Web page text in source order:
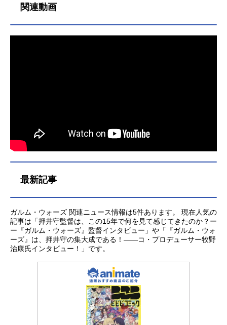
関連動画
最新記事
ガルム・ウォーズ 関連ニュース情報は5件あります。 現在人気の
記事は「押井守監督は、この15年で何を見て感じてきたのか？ー
ー『ガルム・ウォーズ』監督インタビュー」や「『ガルム・ウォ
ーズ』は、押井守の集大成である！――コ・プロデューサー牧野
治康氏インタビュー！」です。